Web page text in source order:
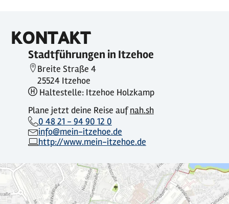
KONTAKT
Stadtführungen in Itzehoe
Breite Straße 4
25524 Itzehoe
Haltestelle: Itzehoe Holzkamp
Plane jetzt deine Reise aufnah.sh
0 48 21 - 94 90 12 0
info@mein-itzehoe.de
http://www.mein-itzehoe.de